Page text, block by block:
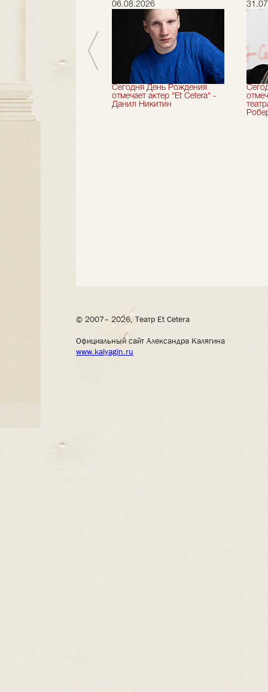
сезон!
06.08.2026
Сегодня День Рождения
отмечает актер "Et Cetera" -
Данил Никитин
© 2007– 2026, Театр Et Cetera
Официальный сайт Александра Калягина
www.kalyagin.ru